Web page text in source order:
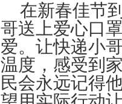
在新春佳节
哥送上爱心口
爱。让快递小
温度，感受到
民会永远记得